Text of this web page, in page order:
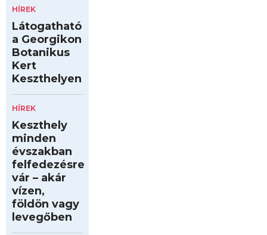
HÍREK
Látogatható
a Georgikon
Botanikus
Kert
Keszthelyen
HÍREK
Keszthely
minden
évszakban
felfedezésre
vár – akár
vízen,
földön vagy
levegőben